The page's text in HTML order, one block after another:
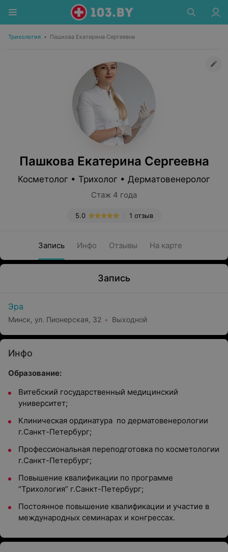
Трихология • Пашкова Екатерина Сергеевна
Пашкова Екатерина Сергеевна
Косметолог • Трихолог • Дерматовенеролог
Стаж 4 года
1 отзыв
5.0
Запись Инфо Отзывы На карте
Запись
Эра
Минск, ул. Пионерская, 32 Выходной
Инфо
Образование:
Витебский государственный медицинский
университет;
Клиническая ординатура по дерматовенерологии
г.Санкт-Петербург;
Профессиональная переподготовка по косметологии
г.Санкт-Петербург;
Повышение квалификации по программе
“Трихология” г.Санкт-Петербург;
Постоянное повышение квалификации и участие в
международных семинарах и конгрессах.